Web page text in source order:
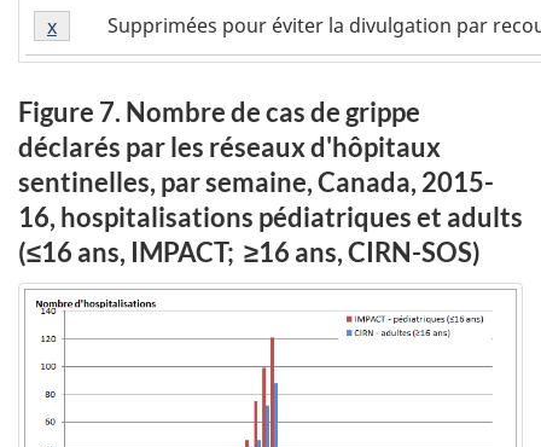
Tableau
2
-
Note
x
Supprimées pour éviter la divulgation par
Retour à laréférence tableau 2 - note
x
Figure 7. Nombre de cas de grippe
déclarés par les réseaux d'hôpitaux
sentinelles, par semaine, Canada, 2015-
16, hospitalisations pédiatriques et adults
(≤16 ans, IMPACT; ≥16 ans, CIRN-SOS)